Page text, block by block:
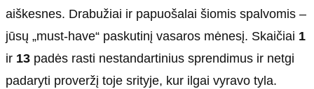
aiškesnes. Drabužiai ir papuošalai šiomis spalvomis –
jūsų „must-have“ paskutinį vasaros mėnesį. Skaičiai 1
ir 13 padės rasti nestandartinius sprendimus ir netgi
padaryti proveržį toje srityje, kur ilgai vyravo tyla.